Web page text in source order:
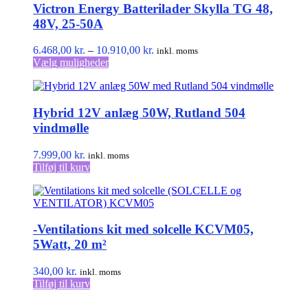
Victron Energy Batterilader Skylla TG 48,
48V, 25-50A
6.468,00 kr. – 10.910,00 kr. Prisinterval:
10.910,00 kr.
inkl. moms
Vælg mulighederDette
har
varianter.
Mulighederne
på
Hybrid 12V anlæg 50W, Rutland 504
vindmølle
7.999,00 kr. inkl. moms
Tilføj til kurv
-Ventilations kit med solcelle KCVM05,
5Watt, 20 m²
340,00 kr. inkl. moms
Tilføj til kurv